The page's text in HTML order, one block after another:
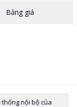
Bảng giá
thống nội bộ của